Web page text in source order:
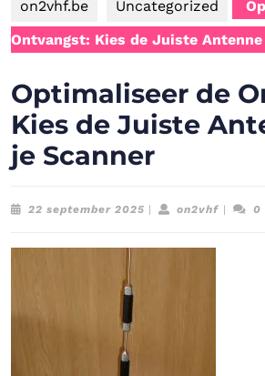
on2vhf.be Uncategorized
Ontvangst: Kies de Juiste
Optimaliseer de
Kies de Juiste
je Scanner
22 september 2025 22
on2vhfon2vhf
0